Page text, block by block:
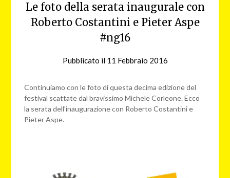
Le foto della serata inaugurale con
Roberto Costantini e Pieter Aspe
#ng16
Pubblicato il 11 Febbraio 2016
Continuiamo con le foto di questa decima edizione del
festival scattate dal bravissimo Michele Corleone. Ecco
la serata dell’inaugurazione con Roberto Costantini e
Pieter Aspe.